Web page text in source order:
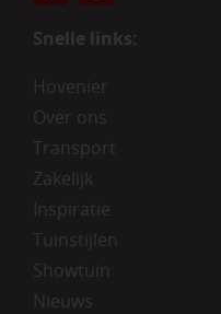
Snelle links:
Hovenier
Over ons
Transport
Zakelijk
Inspiratie
Tuinstijlen
Showtuin
Nieuws